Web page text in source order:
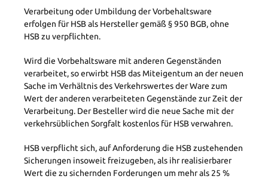
Verarbeitung oder Umbildung der Vorbehaltsware
erfolgen für HSB als Hersteller gemäß § 950 BGB, ohne
HSB zu verpflichten.
Wird die Vorbehaltsware mit anderen Gegenständen
verarbeitet, so erwirbt HSB das Miteigentum an der neuen
Sache im Verhältnis des Verkehrswertes der Ware zum
Wert der anderen verarbeiteten Gegenstände zur Zeit der
Verarbeitung. Der Besteller wird die neue Sache mit der
verkehrsüblichen Sorgfalt kostenlos für HSB verwahren.
HSB verpflicht sich, auf Anforderung die HSB zustehenden
Sicherungen insoweit freizugeben, als ihr realisierbarer
Wert die zu sichernden Forderungen um mehr als 25 %